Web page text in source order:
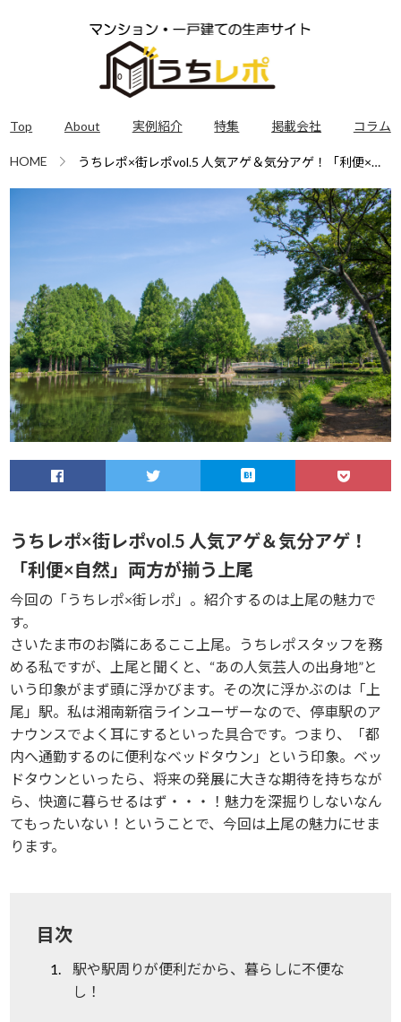
Top About 実例紹介 特集 掲載会社 コラム
HOME
うちレポ×街レポvol.5 人気アゲ＆気分アゲ！「利便×自
うちレポ×街レポvol.5 人気アゲ＆気分アゲ！
「利便×自然」両方が揃う上尾
今回の「うちレポ×街レポ」。紹介するのは上尾の魅力で
す。
さいたま市のお隣にあるここ上尾。うちレポスタッフを務
める私ですが、上尾と聞くと、“あの人気芸人の出身地”と
いう印象がまず頭に浮かびます。その次に浮かぶのは「上
尾」駅。私は湘南新宿ラインユーザーなので、停車駅のア
ナウンスでよく耳にするといった具合です。つまり、「都
内へ通勤するのに便利なベッドタウン」という印象。ベッ
ドタウンといったら、将来の発展に大きな期待を持ちなが
ら、快適に暮らせるはず・・・！魅力を深掘りしないなん
てもったいない！ということで、今回は上尾の魅力にせま
ります。
目次
駅や駅周りが便利だから、暮らしに不便な
し！